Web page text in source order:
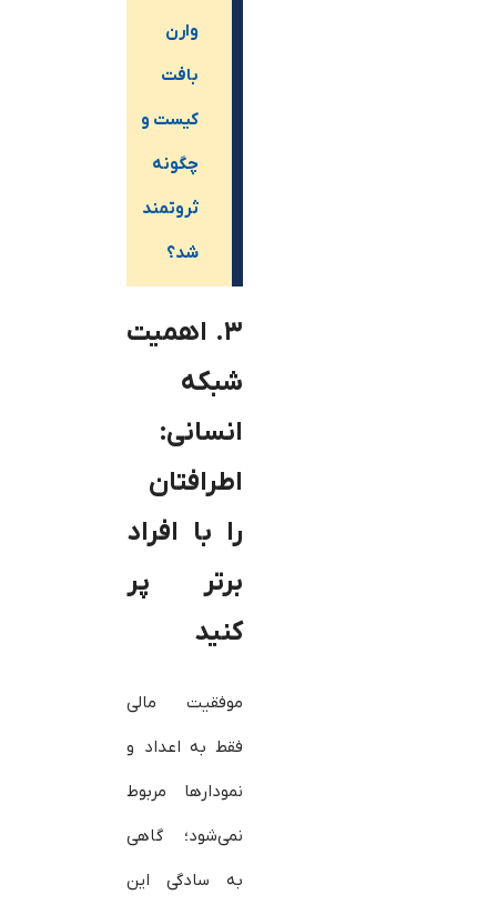
وارن
بافت
کیست و
چگونه
ثروتمند
شد؟
۳. اهمیت
شبکه
انسانی:
اطرافتان
را با افراد
برتر پر
کنید
موفقیت مالی
فقط به اعداد و
نمودارها مربوط
نمی‌شود؛ گاهی
به سادگی این